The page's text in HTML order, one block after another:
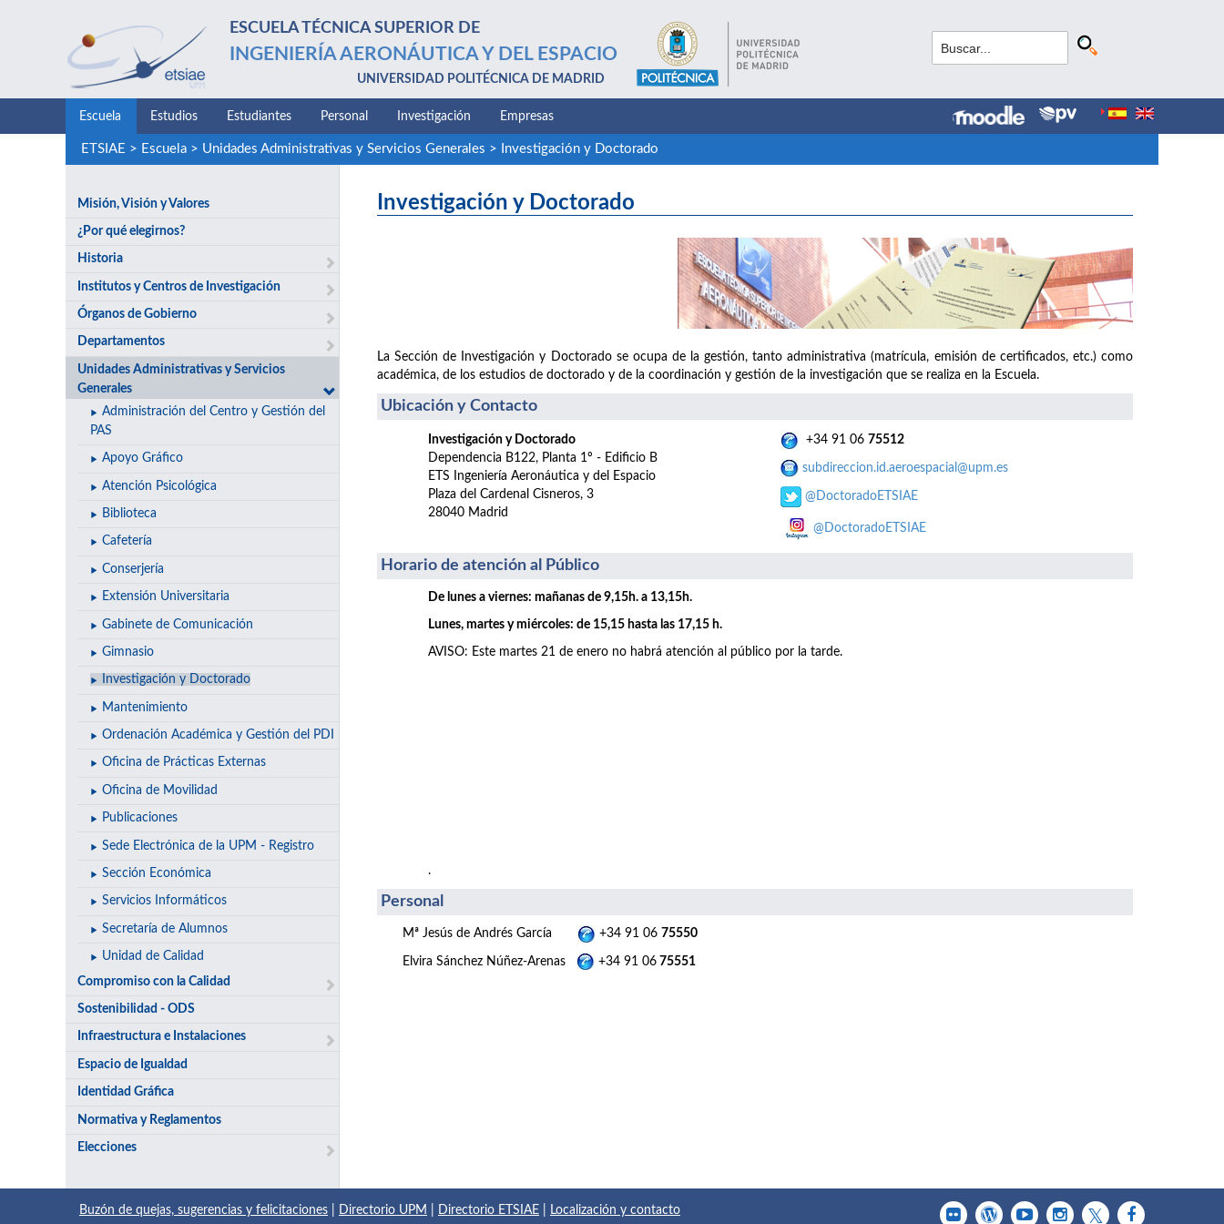
ESCUELA TÉCNICA SUPERIOR DE
INGENIERÍA AERONÁUTICA Y DEL ESPACIO
UNIVERSIDAD POLITÉCNICA DE MADRID
Escuela Estudios Estudiantes Personal Investigación Empresas
ETSIAE > Escuela> Unidades Administrativas y Servicios Generales > Investigación y Doctorado
Misión, Visión y Valores
¿Por qué elegirnos?
Historia
Institutos y Centros de Investigación
Órganos de Gobierno
Departamentos
Unidades Administrativas y Servicios
Generales
Administración del Centro y Gestión del
PAS
Apoyo Gráfico
Atención Psicológica
Biblioteca
Cafetería
Conserjería
Extensión Universitaria
Gabinete de Comunicación
Gimnasio
Investigación y Doctorado
Mantenimiento
Ordenación Académica y Gestión del PDI
Oficina de Prácticas Externas
Oficina de Movilidad
Publicaciones
Sede Electrónica de la UPM - Registro
Sección Económica
Servicios Informáticos
Secretaría de Alumnos
Unidad de Calidad
Compromiso con la Calidad
Sostenibilidad - ODS
Infraestructura e Instalaciones
Espacio de Igualdad
Identidad Gráfica
Normativa y Reglamentos
Elecciones
Investigación y Doctorado
La Sección de Investigación y Doctorado se ocupa de la gestión, tanto administrativa (matrícula, emisión de certificados, etc.) como
académica, de los estudios de doctorado y de la coordinación y gestión de la investigación que se realiza en la Escuela.
Ubicación y Contacto
Investigación y Doctorado
Dependencia B122, Planta 1º - Edificio B
ETS Ingeniería Aeronáutica y del Espacio
Plaza del Cardenal Cisneros, 3
28040 Madrid
+34 91 06 75512
subdireccion.id.aeroespacial@upm.es
@DoctoradoETSIAE
@DoctoradoETSIAE
Horario de atención al Público
De lunes a viernes: mañanas de 9,15h. a 13,15h.
Lunes, martes y miércoles: de 15,15 hasta las 17,15 h.
AVISO: Este martes 21 de enero no habrá atención al público por la tarde.
.
Personal
Mª Jesús de Andrés García +34 91 06 75550
Elvira Sánchez Núñez-Arenas +34 91 06 75551
Buzón de quejas, sugerencias y felicitaciones Directorio UPM Directorio ETSIAE Localización y contacto